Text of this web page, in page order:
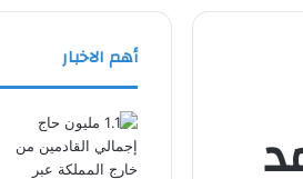
أهم الاخبار